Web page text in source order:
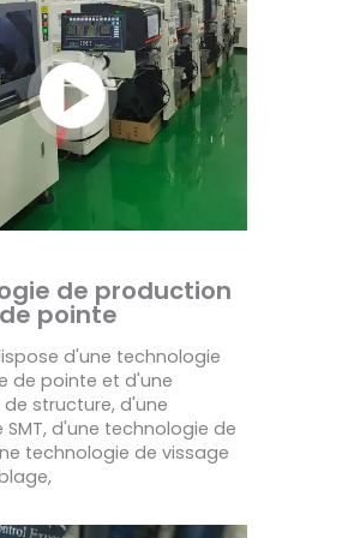
de production
pointe
d'une technologie
de pointe et d'une
structure, d'une
d'une technologie de
technologie de vissage